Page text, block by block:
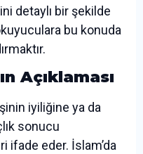
detaylı bir şekilde
bu konuda
Açıklaması
iyiliğine ya da
sonucu
ifade eder. İslam’da